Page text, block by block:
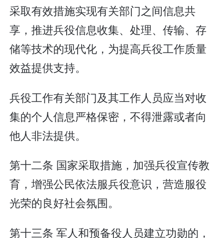
采取有效措施实现有关部门之间信息共
享，推进兵役信息收集、处理、传输、存
储等技术的现代化，为提高兵役工作质量
效益提供支持。
兵役工作有关部门及其工作人员应当对收
集的个人信息严格保密，不得泄露或者向
他人非法提供。
第十二条 国家采取措施，加强兵役宣传教
育，增强公民依法服兵役意识，营造服役
光荣的良好社会氛围。
第十三条 军人和预备役人员建立功勋的，